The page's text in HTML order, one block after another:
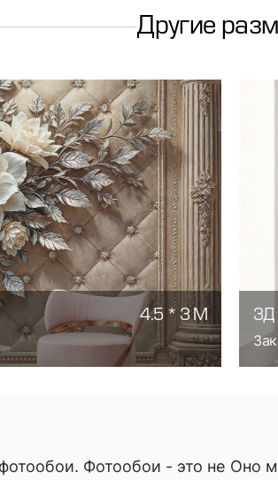
Другие
4.5 * 3 М 3Д
Фотообои - это не Оно